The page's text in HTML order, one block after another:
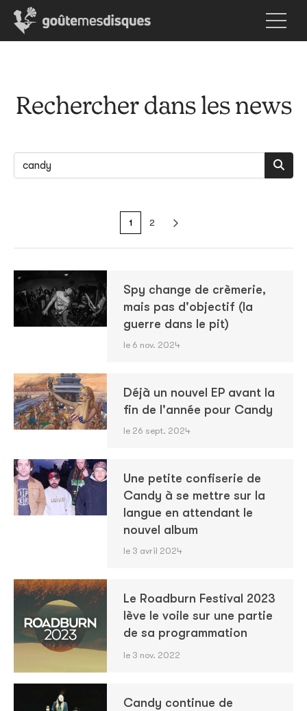
Rechercher dans les news
1 2
Spy change de crèmerie,
mais pas d'objectif (la
guerre dans le pit)
le 6 nov. 2024
Déjà un nouvel EP avant la
fin de l'année pour Candy
le 26 sept. 2024
Une petite confiserie de
Candy à se mettre sur la
langue en attendant le
nouvel album
le 3 avril 2024
Le Roadburn Festival 2023
lève le voile sur une partie
de sa programmation
le 3 nov. 2022
Candy continue de